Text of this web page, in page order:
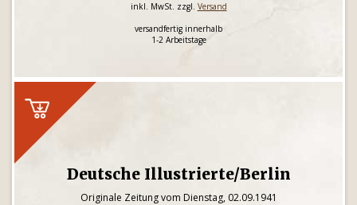
inkl. MwSt. zzgl. Versand
versandfertig innerhalb
1-2 Arbeitstage
Deutsche Illustrierte/Berlin
Originale Zeitung vom Dienstag, 02.09.1941